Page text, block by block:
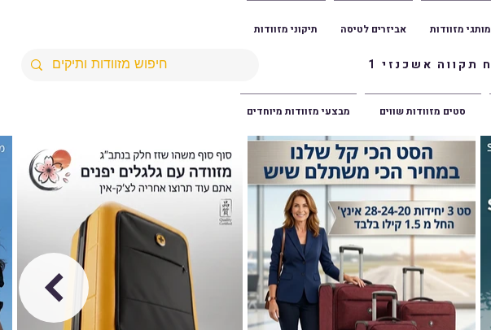
תיקוני מזוודות אביזרים לטיסה מותגי מזוודות
מבצעי מזוודות מיוחדים סטים מזוודות שווים